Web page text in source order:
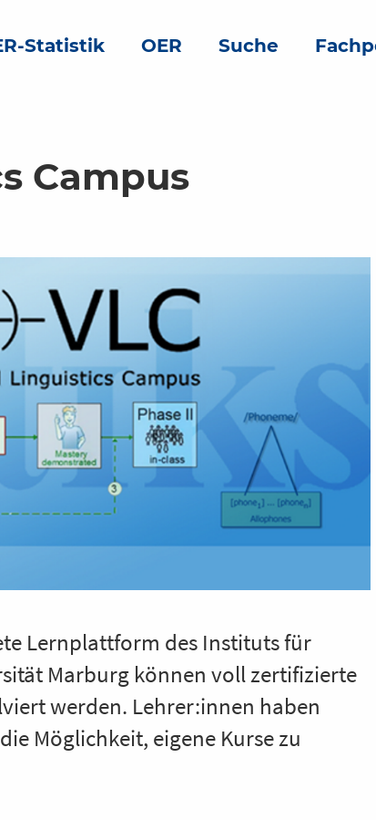
Statistik OER Suche
Campus
Lernplattform des Instituts für
Marburg können voll zertifizierte
werden. Lehrer:innen haben
Möglichkeit, eigene Kurse zu